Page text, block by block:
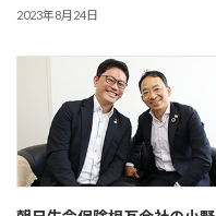
2023年8月24日